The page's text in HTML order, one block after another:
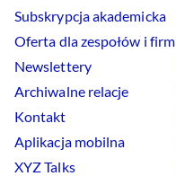
Subskrypcja akademicka
Oferta dla zespołów i firm
Newslettery
Archiwalne relacje
Kontakt
Aplikacja mobilna
XYZ Talks